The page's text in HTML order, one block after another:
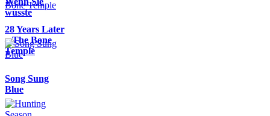
wüsste
28 Years Later
– The Bone
Temple
Song Sung
Blue